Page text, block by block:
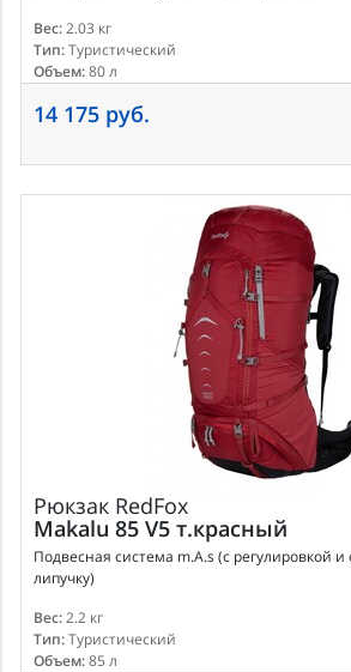
Вес:2.03 кг
Тип:Туристический
Объем:80 л
14 175 руб.
Рюкзак RedFox
Makalu 85 V5 т.красный
Подвесная система m.A.s (с регулировкой
липучку)
Вес:2.2 кг
Тип:Туристический
Объем:85 л